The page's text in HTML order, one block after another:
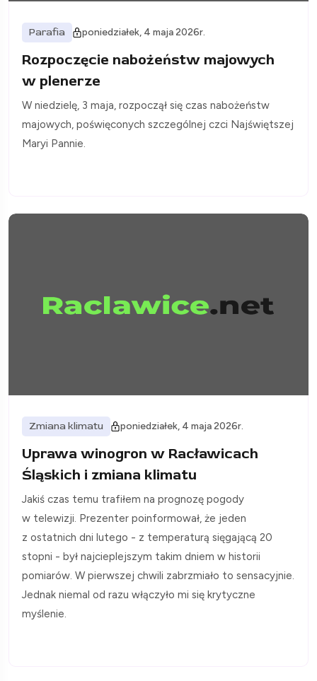
Parafia poniedziałek, 4 maja 2026r.
Rozpoczęcie nabożeństw majowych
w plenerze
W niedzielę, 3 maja, rozpoczął się czas nabożeństw
majowych, poświęconych szczególnej czci Najświętszej
Maryi Pannie.
Zmiana klimatu poniedziałek, 4 maja 2026r.
Uprawa winogron w Racławicach
Śląskich i zmiana klimatu
Jakiś czas temu trafiłem na prognozę pogody
w telewizji. Prezenter poinformował, że jeden
z ostatnich dni lutego - z temperaturą sięgającą 20
stopni - był najcieplejszym takim dniem w historii
pomiarów. W pierwszej chwili zabrzmiało to sensacyjnie.
Jednak niemal od razu włączyło mi się krytyczne
myślenie.